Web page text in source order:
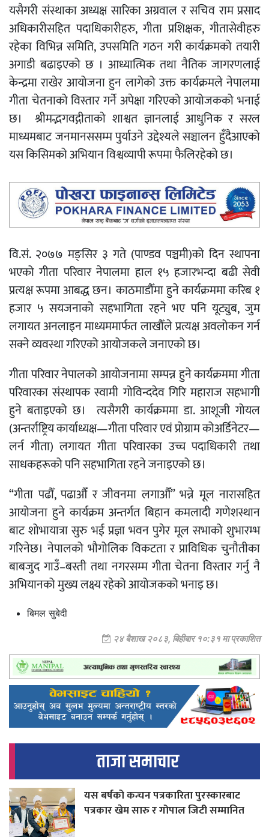
यसैगरी संस्थाका अध्यक्ष सारिका अग्रवाल र सचिव राम प्रसाद
अधिकारीसहित पदाधिकारीहरु, गीता प्रशिक्षक, गीतासेवीहरु
रहेका विभिन्न समिति, उपसमिति गठन गरी कार्यक्रमको तयारी
अगाडी बढाइएको छ । आध्यात्मिक तथा नैतिक जागरणलाई
केन्द्रमा राखेर आयोजना हुन लागेको उक्त कार्यक्रमले नेपालमा
गीता चेतनाको विस्तार गर्ने अपेक्षा गरिएको आयोजकको भनाई
छ। श्रीमद्भगवद्गीताको शाश्वत ज्ञानलाई आधुनिक र सरल
माध्यमबाट जनमानससम्म पुर्याउने उद्देश्यले सञ्चालन हुँदैआएको
यस किसिमको अभियान विश्वव्यापी रूपमा फैलिरहेको छ।
वि.सं. २०७७ मङ्सिर ३ गते (पाण्डव पञ्चमी)को दिन स्थापना
भएको गीता परिवार नेपालमा हाल १५ हजारभन्दा बढी सेवी
प्रत्यक्ष रूपमा आबद्ध छन। काठमाडौँमा हुने कार्यक्रममा करिब १
हजार ५ सयजनाको सहभागिता रहने भए पनि यूट्युब, जुम
लगायत अनलाइन माध्यममार्फत लाखौँले प्रत्यक्ष अवलोकन गर्न
सक्ने व्यवस्था गरिएको आयोजकले जनाएको छ।
गीता परिवार नेपालको आयोजनामा सम्पन्न हुने कार्यक्रममा गीता
परिवारका संस्थापक स्वामी गोविन्ददेव गिरि महाराज सहभागी
हुने बताइएको छ। त्यसैगरी कार्यक्रममा डा. आशूजी गोयल
(अन्तर्राष्ट्रिय कार्याध्यक्ष—गीता परिवार एवं प्रोग्राम कोअर्डिनेटर—
लर्न गीता) लगायत गीता परिवारका उच्च पदाधिकारी तथा
साधकहरूको पनि सहभागिता रहने जनाइएको छ।
“गीता पढौँ, पढाऔँ र जीवनमा लगाऔँ” भन्ने मूल नारासहित
आयोजना हुने कार्यक्रम अन्तर्गत बिहान कमलादी गणेशस्थान
बाट शोभायात्रा सुरु भई प्रज्ञा भवन पुगेर मूल सभाको शुभारम्भ
गरिनेछ। नेपालको भौगोलिक विकटता र प्राविधिक चुनौतीका
बाबजुद गाउँ–बस्ती तथा नगरसम्म गीता चेतना विस्तार गर्नु नै
अभियानको मुख्य लक्ष्य रहेको आयोजकको भनाइ छ।
बिमल सुबेदी
२४ बैशाख २०८३, बिहीबार १०:३१ मा प्रकाशित
ताजा समाचार
यस बर्षको कन्चन पत्रकारिता पुरस्कारबाट
पत्रकार खेम सारु र गोपाल जिटी सम्मानित